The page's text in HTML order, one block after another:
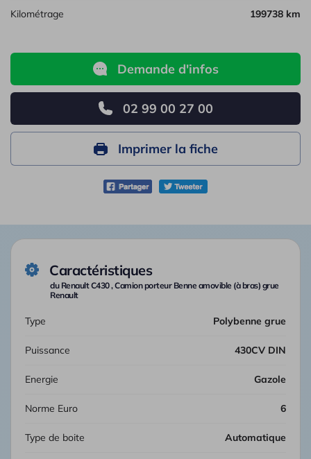
Kilométrage 199738 km
Demande d'infos
02 99 00 27 00
Imprimer la fiche
Caractéristiques
du Renault C430 , Camion porteur Benne amovible (à bras) grue
Renault
Type Polybenne grue
Puissance 430CV DIN
Energie Gazole
Norme Euro 6
Type de boite automatique